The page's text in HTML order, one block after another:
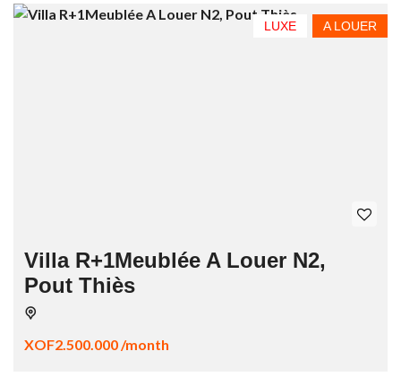
A LOUER
LUXE
Villa R+1Meublée A Louer N2,
Pout Thiès
XOF2.500.000 /month